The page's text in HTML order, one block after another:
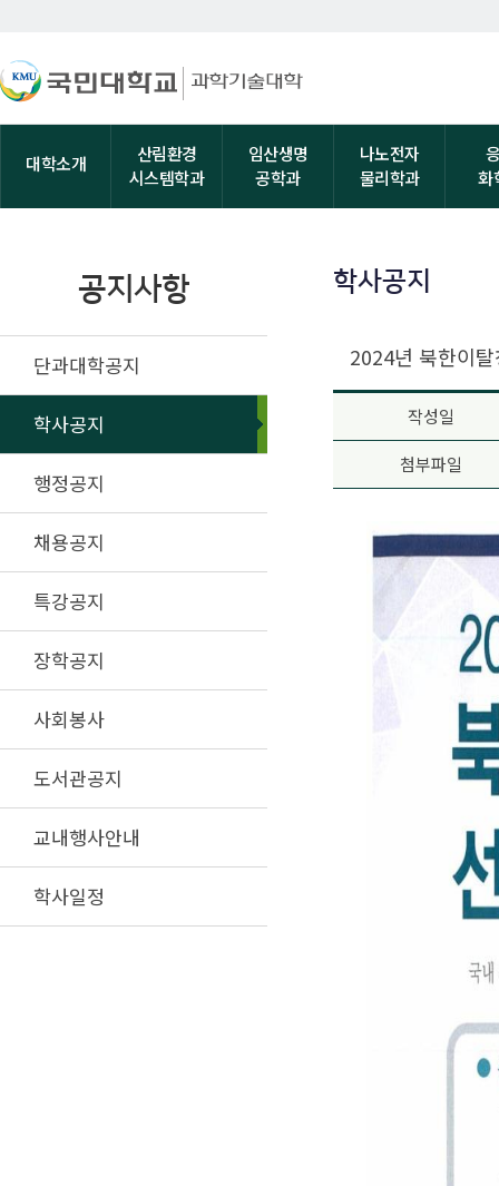
대학소개
산림환경
시스템학과
임산생명
공학과
나노전자
물리학과
화
공지사항
단과대학공지
학사공지
행정공지
채용공지
특강공지
장학공지
사회봉사
도서관공지
교내행사안내
학사일정
학사공지
2024년 북한이
작성일
첨부파일